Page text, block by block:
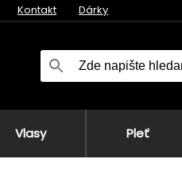
Kontakt Dárky
Vlasy Pleť